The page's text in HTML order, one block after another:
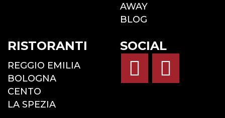
AWAY
BLOG
RISTORANTI
REGGIO EMILIA
BOLOGNA
CENTO
LA SPEZIA
SOCIAL